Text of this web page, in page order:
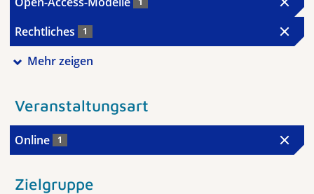
Rechtliches 1
Mehr zeigen
Veranstaltungsart
Online 1
Zielgruppe